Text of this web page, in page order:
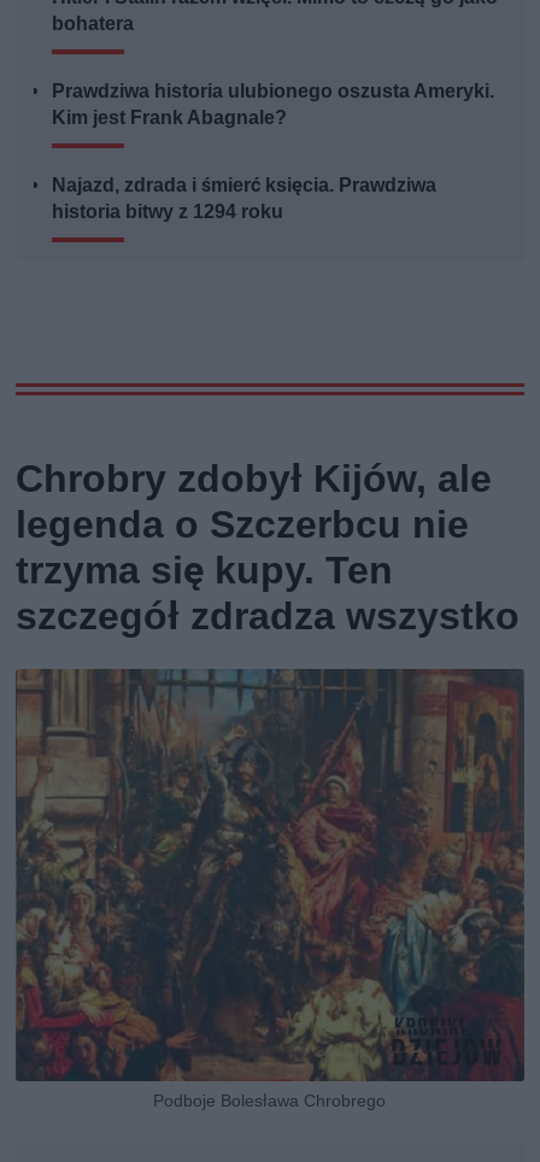
bohatera
Prawdziwa historia ulubionego oszusta Ameryki.
Kim jest Frank Abagnale?
Najazd, zdrada i śmierć księcia. Prawdziwa
historia bitwy z 1294 roku
Chrobry zdobył Kijów, ale
legenda o Szczerbcu nie
trzyma się kupy. Ten
szczegół zdradza wszystko
Podboje Bolesława Chrobrego